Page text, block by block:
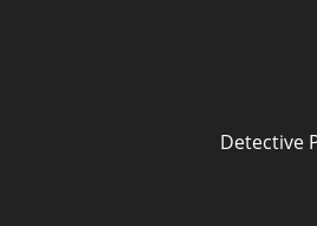
Detective